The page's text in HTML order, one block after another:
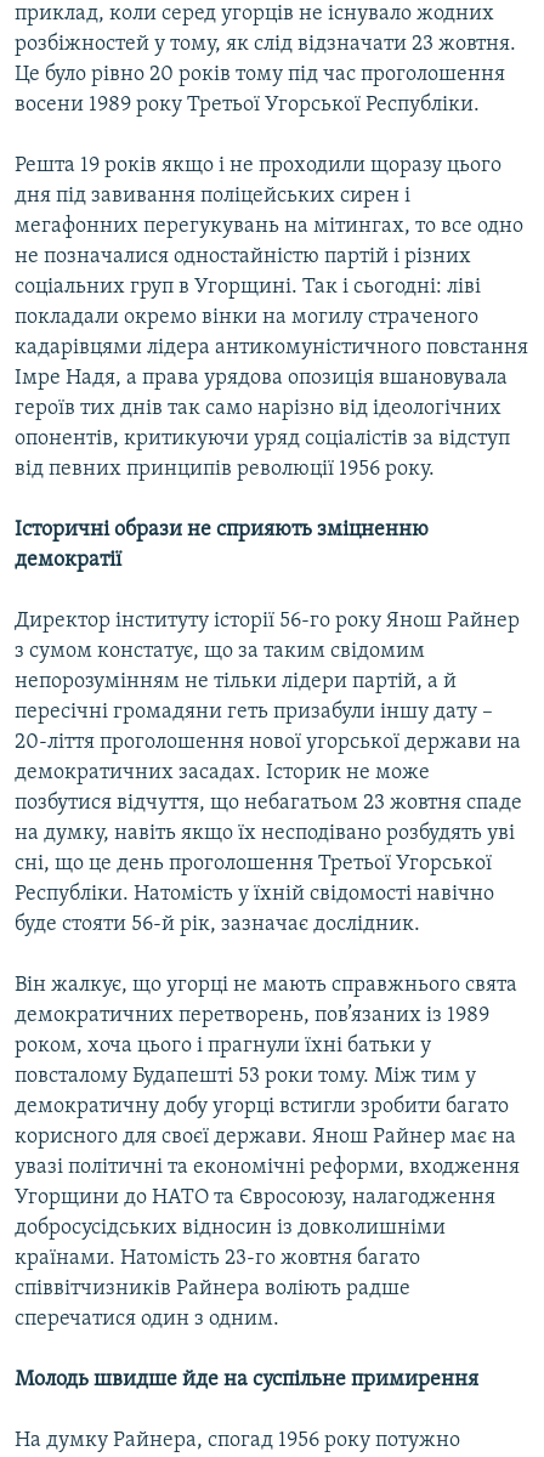
УКР
КТАТ
Усі сайти RFE/RL
приклад, коли серед угорців не існувало жодних
розбіжностей у тому, як слід відзначати 23 жовтня.
Це було рівно 20 років тому під час проголошення
восени 1989 року Третьої Угорської Республіки.
Решта 19 років якщо і не проходили щоразу цього
дня під завивання поліцейських сирен і
мегафонних перегукувань на мітингах, то все одно
не позначалися одностайністю партій і різних
соціальних груп в Угорщині. Так і сьогодні: ліві
покладали окремо вінки на могилу страченого
кадарівцями лідера антикомуністичного повстання
Імре Надя, а права урядова опозиція вшановувала
героїв тих днів так само нарізно від ідеологічних
опонентів, критикуючи уряд соціалістів за відступ
від певних принципів революції 1956 року.
Історичні образи не сприяють зміцненню
демократії
Директор інституту історії 56-го року Янош Райнер
з сумом констатує, що за таким свідомим
непорозумінням не тільки лідери партій, а й
пересічні громадяни геть призабули іншу дату –
20-ліття проголошення нової угорської держави на
демократичних засадах. Історик не може
позбутися відчуття, що небагатьом 23 жовтня спаде
на думку, навіть якщо їх несподівано розбудять уві
сні, що це день проголошення Третьої Угорської
Республіки. Натомість у їхній свідомості навічно
буде стояти 56-й рік, зазначає дослідник.
Він жалкує, що угорці не мають справжнього свята
демократичних перетворень, пов’язаних із 1989
роком, хоча цього і прагнули їхні батьки у
повсталому Будапешті 53 роки тому. Між тим у
демократичну добу угорці встигли зробити багато
корисного для своєї держави. Янош Райнер має на
увазі політичні та економічні реформи, входження
Угорщини до НАТО та Євросоюзу, налагодження
добросусідських відносин із довколишніми
країнами. Натомість 23-го жовтня багато
співвітчизників Райнера воліють радше
сперечатися один з одним.
Молодь швидше йде на суспільне примирення
На думку Райнера, спогад 1956 року потужно